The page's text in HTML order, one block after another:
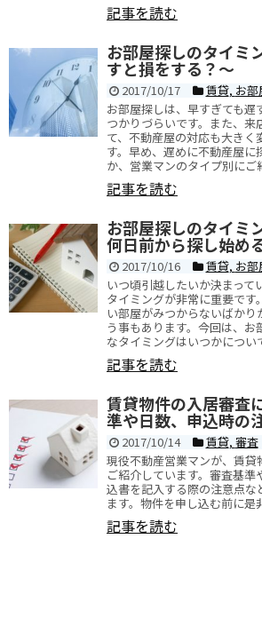
記事を読む
お部屋探しのタイミ
すと損をする？～
2017/10/17 賃貸, お
お部屋探しは、早すぎても遅
つかりづらいです。また、来
て、不動産屋の対応も大きく
す。早め、遅めに不動産屋に
か、営業マンのタイプ別にご
記事を読む
お部屋探しのタイミ
何日前から探し始め
2017/10/16 賃貸, お
いつ頃引越したいか決まって
タイミングが非常に重要です
い部屋がみつからないばか
う事もあります。今回は、お
なタイミングはいつかについ
記事を読む
賃貸物件の入居審査
準や日数、申込時の
2017/10/14 賃貸, 審査
現役不動産営業マンが、賃貸
ご紹介しています。審査基
込書を記入する際の注意点な
ます。物件を申し込む前に是
記事を読む